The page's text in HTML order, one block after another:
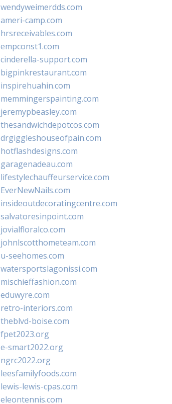
wendyweimerdds.com
ameri-camp.com
hrsreceivables.com
empconst1.com
cinderella-support.com
bigpinkrestaurant.com
inspirehuahin.com
memmingerspainting.com
jeremypbeasley.com
thesandwichdepotcos.com
drgiggleshouseofpain.com
hotflashdesigns.com
garagenadeau.com
lifestylechauffeurservice.com
EverNewNails.com
insideoutdecoratingcentre.com
salvatoresinpoint.com
jovialfloralco.com
johnlscotthometeam.com
u-seehomes.com
watersportslagonissi.com
mischieffashion.com
eduwyre.com
retro-interiors.com
theblvd-boise.com
fpet2023.org
e-smart2022.org
ngrc2022.org
leesfamilyfoods.com
lewis-lewis-cpas.com
eleontennis.com